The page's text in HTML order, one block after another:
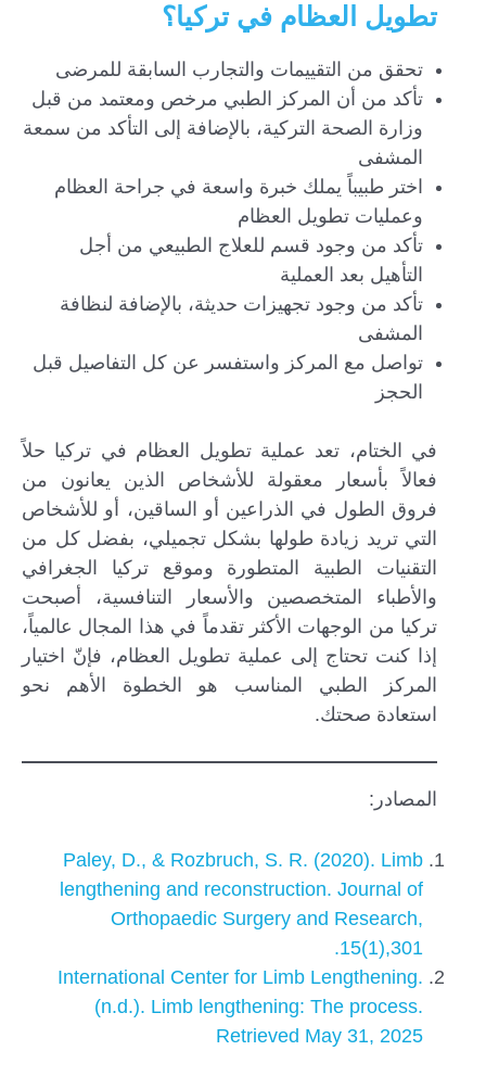
تطويل العظام في تركيا؟
تحقق من التقييمات والتجارب السابقة للمرضى
تأكد من أن المركز الطبي مرخص ومعتمد من قبل
وزارة الصحة التركية، بالإضافة إلى التأكد من سمعة
المشفى
اختر طبيباً يملك خبرة واسعة في جراحة العظام
وعمليات تطويل العظام
تأكد من وجود قسم للعلاج الطبيعي من أجل
التأهيل بعد العملية
تأكد من وجود تجهيزات حديثة، بالإضافة لنظافة
المشفى
تواصل مع المركز واستفسر عن كل التفاصيل قبل
الحجز
في الختام، تعد عملية تطويل العظام في تركيا حلاً
فعالاً بأسعار معقولة للأشخاص الذين يعانون من
فروق الطول في الذراعين أو الساقين، أو للأشخاص
التي تريد زيادة طولها بشكل تجميلي، بفضل كل من
التقنيات الطبية المتطورة وموقع تركيا الجغرافي
والأطباء المتخصصين والأسعار التنافسية، أصبحت
تركيا من الوجهات الأكثر تقدماً في هذا المجال عالمياً،
إذا كنت تحتاج إلى عملية تطويل العظام، فإنّ اختيار
المركز الطبي المناسب هو الخطوة الأهم نحو
استعادة صحتك.
المصادر:
Paley, D., & Rozbruch, S. R. (2020). Limb
lengthening and reconstruction. Journal of
Orthopaedic Surgery and Research,
15(1),301.
International Center for Limb Lengthening.
(n.d.). Limb lengthening: The process.
Retrieved May 31, 2025